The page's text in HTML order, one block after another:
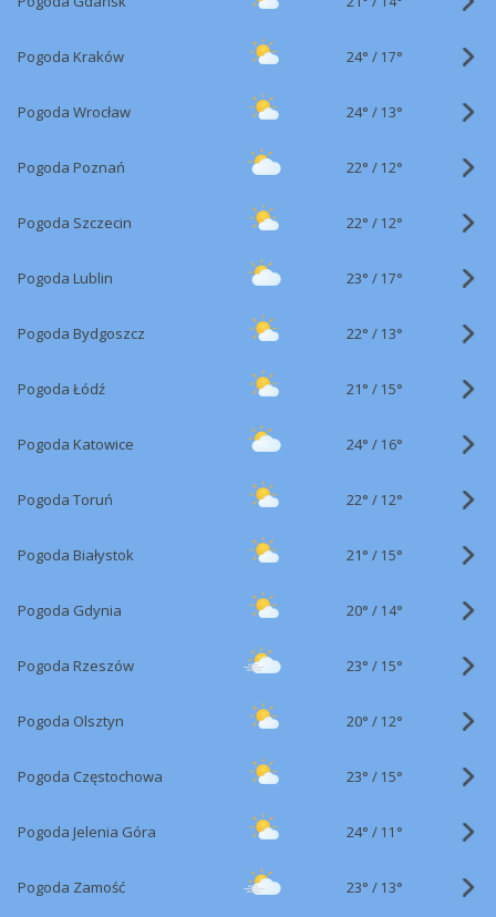
Pogoda Kraków 24° / 17°
Pogoda Wrocław 24° / 13°
Pogoda Poznań 22° / 12°
Pogoda Szczecin 22° / 12°
Pogoda Lublin 23° / 17°
Pogoda Bydgoszcz 22° / 13°
Pogoda Łódź 21° / 15°
Pogoda Katowice 24° / 16°
Pogoda Toruń 22° / 12°
Pogoda Białystok 21° / 15°
Pogoda Gdynia 20° / 14°
Pogoda Rzeszów 23° / 15°
Pogoda Olsztyn 20° / 12°
Pogoda Częstochowa 23° / 15°
Pogoda Jelenia Góra 24° / 11°
Pogoda Zamość 23° / 13°